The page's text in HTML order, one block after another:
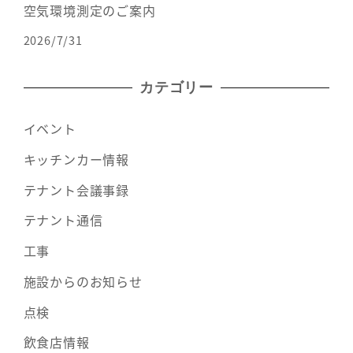
空気環境測定のご案内
2026/7/31
カテゴリー
イベント
キッチンカー情報
テナント会議事録
テナント通信
工事
施設からのお知らせ
点検
飲食店情報